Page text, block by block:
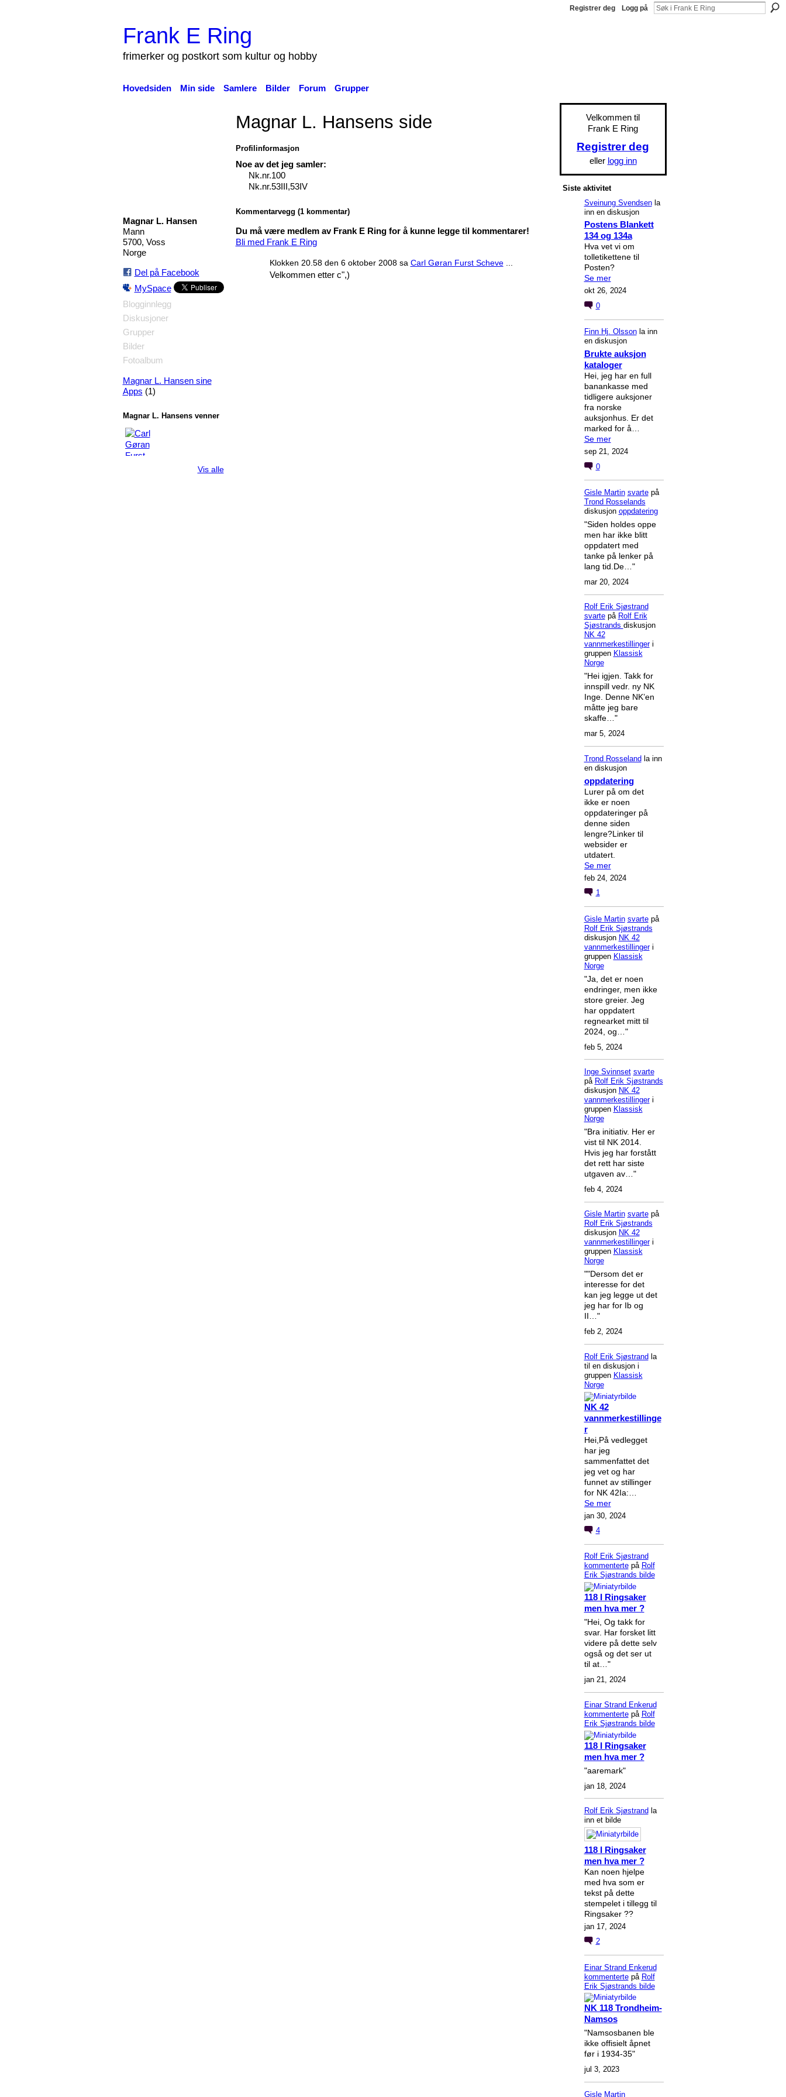
Registrer deg Logg på
Frank E Ring
frimerker og postkort som kultur og hobby
Hovedsiden Min side Samlere Bilder Forum Grupper
Magnar L. Hansen
Mann
5700, Voss
Norge
Del på Facebook
MySpace
Blogginnlegg
Diskusjoner
Grupper
Bilder
Fotoalbum
Magnar L. Hansen sine
Apps (1)
Magnar L. Hansens venner
Vis alle
Magnar L. Hansens side
Profilinformasjon
Noe av det jeg samler:
Nk.nr.100
Nk.nr.53III,53IV
Kommentarvegg (1 kommentar)
Du må være medlem av Frank E Ring for å kunne legge til kommentarer!
Bli med Frank E Ring
Klokken 20.58 den 6 oktober 2008 sa Carl Gøran Furst Scheve...
Velkommen etter c",)
Velkommen til
Frank E Ring
Registrer deg
eller logg inn
Siste aktivitet
Sveinung Svendsenla
inn en diskusjon
Postens Blankett
134 og 134a
Hva vet vi om
tolletikettene til
Posten?
Se mer
okt 26, 2024
0
Finn Hj. Olssonla inn
en diskusjon
Brukte auksjon
kataloger
Hei, jeg har en full
banankasse med
tidligere auksjoner
fra norske
auksjonhus. Er det
marked for å…
Se mer
sep 21, 2024
0
Gisle Martin svartepå
Trond Rosselands
diskusjon oppdatering
"Siden holdes oppe
men har ikke blitt
oppdatert med
tanke på lenker på
lang tid.De…"
mar 20, 2024
Rolf Erik Sjøstrand
svartepå Rolf Erik
Sjøstrands diskusjon
NK 42
vannmerkestillingeri
gruppen Klassisk
Norge
"Hei igjen. Takk for
innspill vedr. ny NK
Inge. Denne NK’en
måtte jeg bare
skaffe…"
mar 5, 2024
Trond Rosseland la inn
en diskusjon
oppdatering
Lurer på om det
ikke er noen
oppdateringer på
denne siden
lengre?Linker til
websider er
utdatert.
Se mer
feb 24, 2024
1
Gisle Martin svartepå
Rolf Erik Sjøstrands
diskusjon NK 42
vannmerkestillingeri
gruppen Klassisk
Norge
"Ja, det er noen
endringer, men ikke
store greier. Jeg
har oppdatert
regnearket mitt til
2024, og…"
feb 5, 2024
Inge Svinnset svarte
på Rolf Erik Sjøstrands
diskusjon NK 42
vannmerkestillingeri
gruppen Klassisk
Norge
"Bra initiativ. Her er
vist til NK 2014.
Hvis jeg har forstått
det rett har siste
utgaven av…"
feb 4, 2024
Gisle Martin svartepå
Rolf Erik Sjøstrands
diskusjon NK 42
vannmerkestillingeri
gruppen Klassisk
Norge
""Dersom det er
interesse for det
kan jeg legge ut det
jeg har for Ib og
II…"
feb 2, 2024
Rolf Erik Sjøstrand la
til en diskusjon i
gruppen Klassisk
Norge
NK 42
vannmerkestillinge
r
Hei,På vedlegget
har jeg
sammenfattet det
jeg vet og har
funnet av stillinger
for NK 42Ia:…
Se mer
jan 30, 2024
4
Rolf Erik Sjøstrand
kommentertepå Rolf
Erik Sjøstrands bilde
118 I Ringsaker
men hva mer ?
"Hei, Og takk for
svar. Har forsket litt
videre på dette selv
også og det ser ut
til at…"
jan 21, 2024
Einar Strand Enkerud
kommentertepå Rolf
Erik Sjøstrands bilde
118 I Ringsaker
men hva mer ?
"aaremark"
jan 18, 2024
Rolf Erik Sjøstrand la
inn et bilde
118 I Ringsaker
men hva mer ?
Kan noen hjelpe
med hva som er
tekst på dette
stempelet i tillegg til
Ringsaker ??
jan 17, 2024
2
Einar Strand Enkerud
kommentertepå Rolf
Erik Sjøstrands bilde
NK 118 Trondheim-
Namsos
"Namsosbanen ble
ikke offisielt åpnet
før i 1934-35"
jul 3, 2023
Gisle Martin